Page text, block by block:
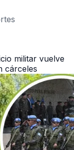
militar vuelve
cárceles